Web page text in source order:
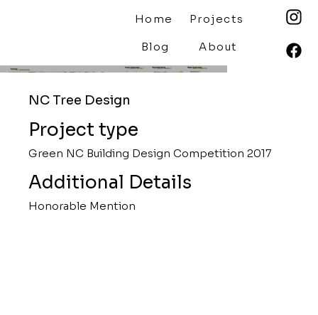
Home Projects
Blog About
NC Tree Design
Project type
Green NC Building Design Competition 2017
Additional Details
Honorable Mention